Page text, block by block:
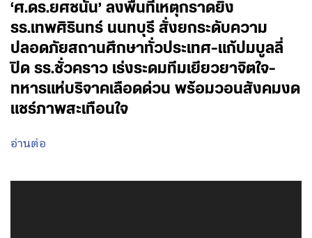
‘ศ.ดร.ยศชนัน’ ลงพื้นที่เหตุกราดยิง
รร.เทพศิรินทร์ นนทบุรี สั่งยกระดับความ
ปลอดภัยสถานศึกษาทั่วประเทศ-แก้ปมบูลลี่
ปิด รร.ชั่วคราว เร่งระดมทีมเยียวยาจิตใจ-
ทหารแห่บริจาคเลือดด่วน พร้อมวอนสังคมงด
แชร์ภาพสะเทือนใจ
อ่านต่อ